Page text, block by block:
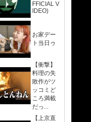
FFICIAL V
IDEO)
お家デー
ト当日ゥ
【衝撃】
料理の失
敗作がツ
ッコミど
ころ満載
だっ...
【上京直